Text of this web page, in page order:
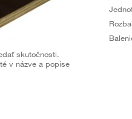
skutočnosti.
v názve a popise